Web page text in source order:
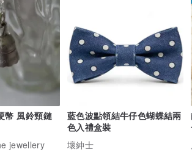
幣 風鈴頸鏈
jewellery
藍色波點領結牛仔色蝴蝶結兩
色入禮盒裝
壞紳士